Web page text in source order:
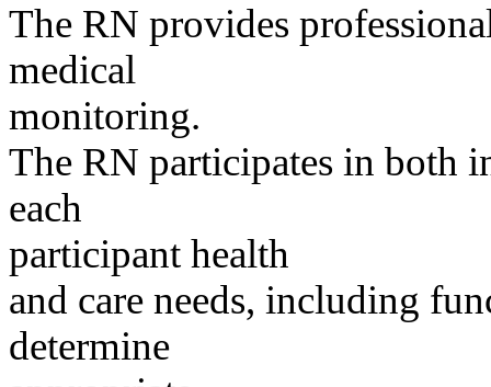
The RN provides
medical
monitoring.
The RN participates in both
each
participant health
and care needs, including
determine